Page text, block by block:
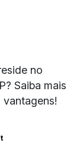
no
Saiba mais